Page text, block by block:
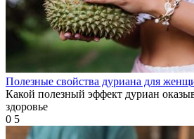
Полезные свойства дуриана для
Какой полезный эффект дуриан
здоровье
0 5